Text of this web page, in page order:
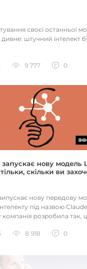
своєї останньої
штучний інтелект
9 777 0
нову модель
скільки ви
нову передову
під назвою
компанія розробила так,
8 918 0